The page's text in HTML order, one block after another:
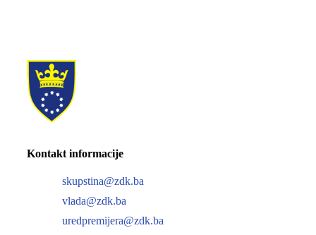
Kontakt informacije
skupstina@zdk.ba
vlada@zdk.ba
uredpremijera@zdk.ba